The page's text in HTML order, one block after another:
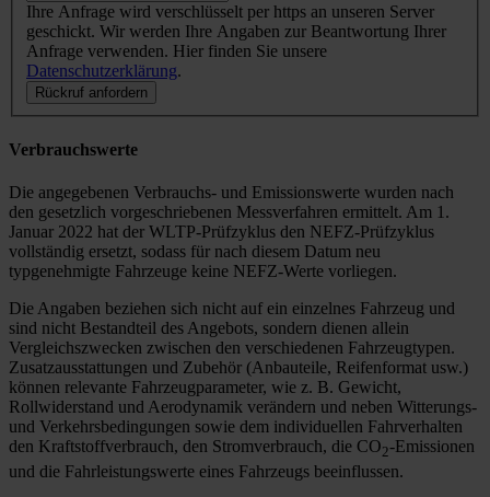
Ihre Anfrage wird verschlüsselt per https an unseren Server
geschickt. Wir werden Ihre Angaben zur Beantwortung Ihrer
Anfrage verwenden. Hier finden Sie unsere
Datenschutzerklärung.
Rückruf anfordern
Verbrauchswerte
Die angegebenen Verbrauchs- und Emissionswerte wurden nach
den gesetzlich vorgeschriebenen Messverfahren ermittelt. Am 1.
Januar 2022 hat der WLTP-Prüfzyklus den NEFZ-Prüfzyklus
vollständig ersetzt, sodass für nach diesem Datum neu
typgenehmigte Fahrzeuge keine NEFZ-Werte vorliegen.
Die Angaben beziehen sich nicht auf ein einzelnes Fahrzeug und
sind nicht Bestandteil des Angebots, sondern dienen allein
Vergleichszwecken zwischen den verschiedenen Fahrzeugtypen.
Zusatzausstattungen und Zubehör (Anbauteile, Reifenformat usw.)
können relevante Fahrzeugparameter, wie z. B. Gewicht,
Rollwiderstand und Aerodynamik verändern und neben Witterungs-
und Verkehrsbedingungen sowie dem individuellen Fahrverhalten
den Kraftstoffverbrauch, den Stromverbrauch, die CO2-Emissionen
und die Fahrleistungswerte eines Fahrzeugs beeinflussen.